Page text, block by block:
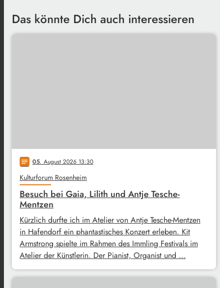
Das könnte Dich auch interessieren
notes 05. August 2026 13:30
Kulturforum Rosenheim
Besuch bei Gaia, Lilith und Antje Tesche-
Mentzen
Kürzlich durfte ich im Atelier von Antje Tesche-Mentzen
in Hafendorf ein phantastisches Konzert erleben. Kit
Armstrong spielte im Rahmen des Immling Festivals im
Atelier der Künstlerin. Der Pianist, Organist und …